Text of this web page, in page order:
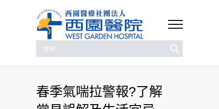
春季氣喘拉警報?了解